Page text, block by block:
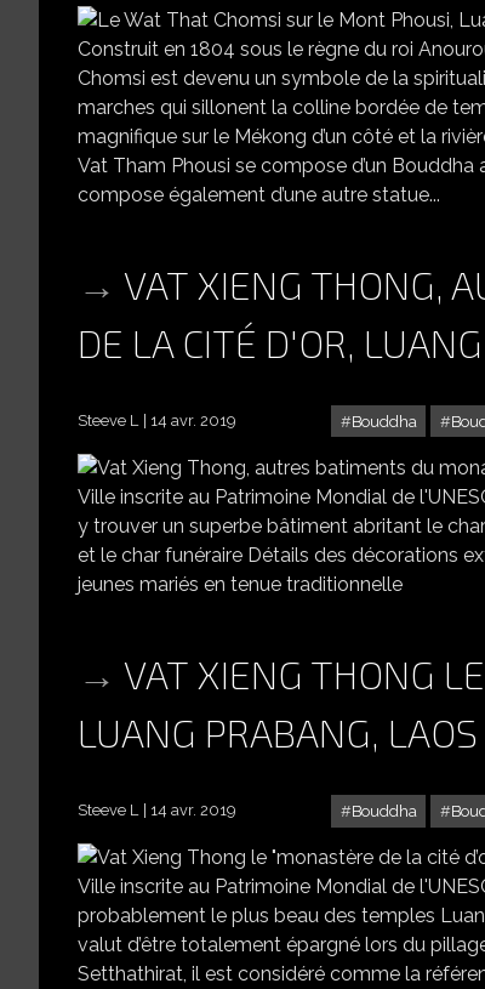
Construit en 1804 sous le règne du roi
Chomsi est devenu un symbole de la
marches qui sillonent la colline bordée de
magnifique sur le Mékong d’un côté et la
Vat Tham Phousi se compose d’un
compose également d’une autre statue...
VAT XIENG THONG,
DE LA CITÉ D'OR,
Bouddha
Steeve L 14 avr. 2019 VAT XIENG
Ville inscrite au Patrimoine Mondial de
y trouver un superbe bâtiment abritant le
et le char funéraire Détails des décorations
jeunes mariés en tenue traditionnelle
VAT XIENG THONG
LUANG PRABANG, LAOS
Bouddha
Steeve L 14 avr. 2019 VAT
Ville inscrite au Patrimoine Mondial de
probablement le plus beau des temples
valut d’être totalement épargné lors du
Setthathirat, il est considéré comme la